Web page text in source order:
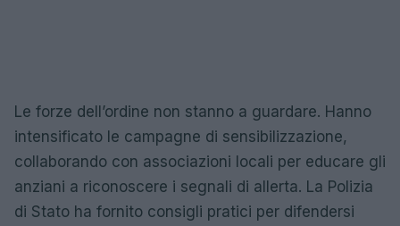
Le forze dell’ordine non stanno a guardare. Hanno
intensificato le campagne di sensibilizzazione,
collaborando con associazioni locali per educare gli
anziani a riconoscere i segnali di allerta. La Polizia
di Stato ha fornito consigli pratici per difendersi